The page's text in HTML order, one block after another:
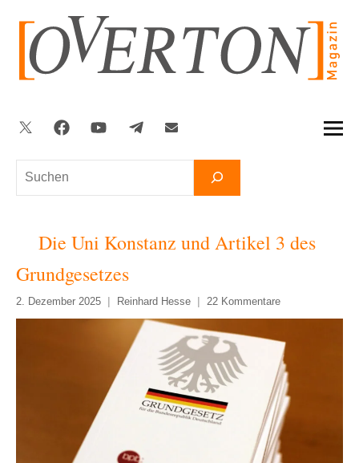
springen
Suchen
Twitter FacebookYouTubeTelegram
Die Uni Konstanz und Artikel 3 des
Grundgesetzes
2. Dezember 2025 Reinhard Hesse 22 Kommentare